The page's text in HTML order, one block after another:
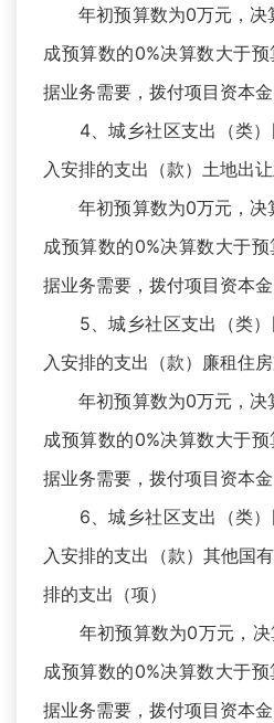
年初预算数为0万元，决
成预算数的0%决算数大于
据业务需要，拨付项目资本金
4、城乡社区支出（类）
入安排的支出（款）土地出让
年初预算数为0万元，决
成预算数的0%决算数大于
据业务需要，拨付项目资本金
5、城乡社区支出（类）
入安排的支出（款）廉租住房
年初预算数为0万元，决
成预算数的0%决算数大于
据业务需要，拨付项目资本金
6、城乡社区支出（类）
入安排的支出（款）其他国
排的支出（项）
年初预算数为0万元，决
成预算数的0%决算数大于
据业务需要，拨付项目资本金